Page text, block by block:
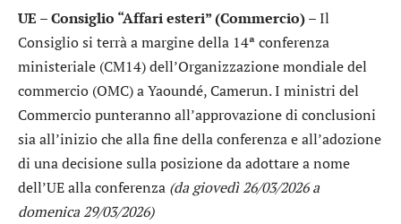
UE – Consiglio “Affari esteri” (Commercio)– Il
Consiglio si terrà a margine della 14ª conferenza
ministeriale (CM14) dell’Organizzazione mondiale del
commercio (OMC) a Yaoundé, Camerun. I ministri del
Commercio punteranno all’approvazione di conclusioni
sia all’inizio che alla fine della conferenza e all’adozione
di una decisione sulla posizione da adottare a nome
dell’UE alla conferenza (da giovedì 26/03/2026 a
domenica 29/03/2026)